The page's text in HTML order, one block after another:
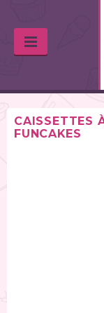
CAISSETTES
FUNCAKES